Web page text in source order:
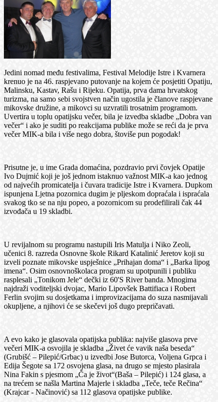
Jedini nomad među festivalima, Festival Melodije Istre i Kvarnera
krenuo je na 46. raspjevano putovanje na kojem će posjetiti Opatiju,
Malinsku, Kastav, Rašu i Rijeku. Opatija, prva dama hrvatskog
turizma, na samo sebi svojstven način ugostila je članove raspjevane
mikovske družine, a mikovci su uzvratili trosatnim programom.
Uvertira u toplu opatijsku večer, bila je izvedba skladbe „Dobra van
večer“ i ako je suditi po reakcijama publike može se reći da je prva
večer MIK-a bila i više nego dobra, štoviše pun pogodak!
Prisutne je, u ime Grada domaćina, pozdravio prvi čovjek Opatije
Ivo Dujmić koji je još jednom istaknuo važnost MIK-a kao jednog
od najvećih promicatelja i čuvara tradicije Istre i Kvarnera. Dupkom
ispunjena Ljetna pozornica dugim je pljeskom dopraćala i ispraćala
svakog tko se na nju popeo, a pozornicom su prodefilirali čak 44
izvođača u 19 skladbi.
U revijalnom su programu nastupili Iris Matulja i Niko Zeoli,
učenici 8. razreda Osnovne škole Rikard Katalinić Jeretov koji su
izveli poznate mikovske uspješnice „Prihajan doma“ i „Barka lipog
imena“. Osim osnovnoškolaca program su upotpunili i publiku
rasplesali „Tonikom Jele“ dečki iz 60'S River banda. Mnogima
najdraži voditeljski dvojac, Mario Lipovšek Battifiaca i Robert
Ferlin svojim su dosjetkama i improvizacijama do suza nasmijavali
okupljene, a njihovi će se skečevi još dugo prepričavati.
A evo kako je glasovala opatijska publika: najviše glasova prve
večeri MIK-a osvojila je skladba „Živet će vavik naša beseda“
(Grubišć – Pilepić/Grbac) u izvedbi Jose Butorca, Voljena Grpca i
Edija Šegote sa 172 osvojena glasa, na drugo se mjesto plasirala
Nina Fakin s pjesmom „Ča je život“(Baša – Pilepić) i 124 glasa, a
na trećem se našla Martina Majerle i skladba „Teče, teče Rečina“
(Krajcar - Načinović) sa 112 glasova opatijske publike.